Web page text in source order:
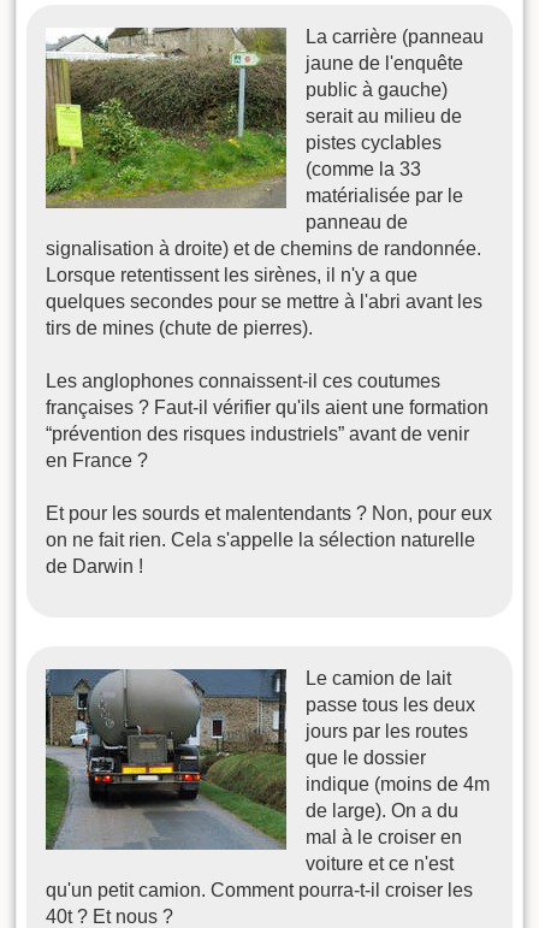
La carrière (panneau
jaune de l'enquête
public à gauche)
serait au milieu de
pistes cyclables
(comme la 33
matérialisée par le
panneau de
signalisation à droite) et de chemins de randonnée.
Lorsque retentissent les sirènes, il n'y a que
quelques secondes pour se mettre à l'abri avant les
tirs de mines (chute de pierres).
Les anglophones connaissent-il ces coutumes
françaises ? Faut-il vérifier qu'ils aient une formation
“prévention des risques industriels” avant de venir
en France ?
Et pour les sourds et malentendants ? Non, pour eux
on ne fait rien. Cela s'appelle la sélection naturelle
de Darwin !
Le camion de lait
passe tous les deux
jours par les routes
que le dossier
indique (moins de 4m
de large). On a du
mal à le croiser en
voiture et ce n'est
qu'un petit camion. Comment pourra-t-il croiser les
40t ? Et nous ?